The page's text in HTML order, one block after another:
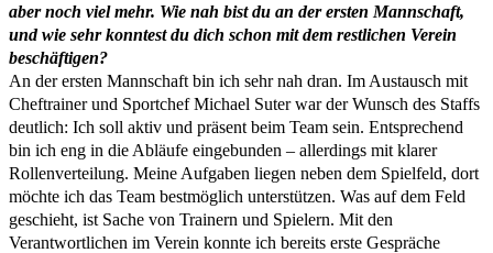
aber noch viel mehr. Wie nah bist du an der ersten Mannschaft,
und wie sehr konntest du dich schon mit dem restlichen Verein
beschäftigen?
An der ersten Mannschaft bin ich sehr nah dran. Im Austausch mit
Cheftrainer und Sportchef Michael Suter war der Wunsch des Staffs
deutlich: Ich soll aktiv und präsent beim Team sein. Entsprechend
bin ich eng in die Abläufe eingebunden – allerdings mit klarer
Rollenverteilung. Meine Aufgaben liegen neben dem Spielfeld, dort
möchte ich das Team bestmöglich unterstützen. Was auf dem Feld
geschieht, ist Sache von Trainern und Spielern. Mit den
Verantwortlichen im Verein konnte ich bereits erste Gespräche